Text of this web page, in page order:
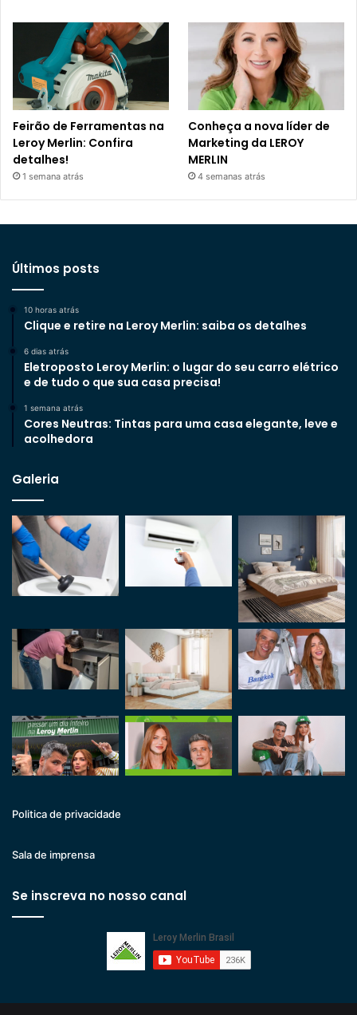
Feirão de Ferramentas na
Leroy Merlin: Confira
detalhes!
1 semana atrás
Conheça a nova líder de
Marketing da LEROY
MERLIN
4 semanas atrás
Últimos posts
10 horas atrás
Clique e retire na Leroy Merlin: saiba os detalhes
6 dias atrás
Eletroposto Leroy Merlin: o lugar do seu carro elétrico
e de tudo o que sua casa precisa!
1 semana atrás
Cores Neutras: Tintas para uma casa elegante, leve e
acolhedora
Galeria
Politica de privacidade
Sala de imprensa
Se inscreva no nosso canal